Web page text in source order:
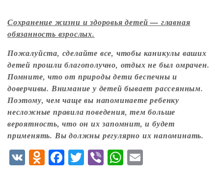
Сохранение жизни и здоровья детей — главная
обязанность взрослых.
Пожалуйста, сделайте все, чтобы каникулы ваших
детей прошли благополучно, отдых не был омрачен.
Помните, что от природы дети беспечны и
доверчивы. Внимание у детей бывает рассеянным.
Поэтому, чем чаще вы напоминаете ребенку
несложные правила поведения, тем больше
вероятность, что он их запомнит, и будет
применять. Вы должны регулярно их напоминать.
V O F T V W